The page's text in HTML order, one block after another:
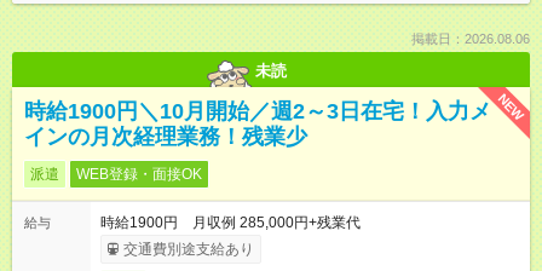
掲載日：2026.08.06
未読
NEW
時給1900円＼10月開始／週2～3日在宅！入力メ
インの月次経理業務！残業少
派遣 WEB登録・面接OK
給与
時給1900円 月収例 285,000円+残業代
交通費別途支給あり